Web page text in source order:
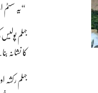
“یہ
کا نشانہ
جہلم رکشہ